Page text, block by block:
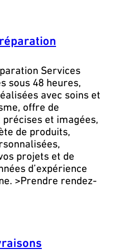
Services
sous 48 heures,
avec soins et
offre de
et imagées,
de produits,
projets et de
d’expérience
>Prendre rendez-